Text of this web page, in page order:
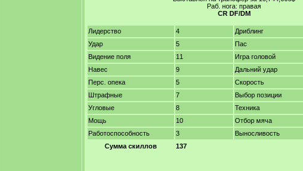
Раб. нога: правая
CR DF/DM
Лидерство 4 Дриблинг
Удар
5 Пас
Видение поля
11 Игра головой
Навес
9 Дальний удар
Перс. опека
5 Скорость
Штрафные
7 Выбор позиции
Угловые
8 Техника
Мощь
10 Отбор мяча
Работоспособность
3 Выносливость
Сумма скиллов
137